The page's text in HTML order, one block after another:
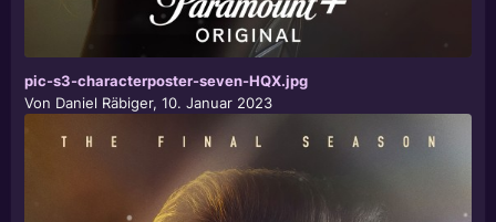
pic-s3-characterposter-seven-HQX.jpg
Von Daniel Räbiger, 10. Januar 2023